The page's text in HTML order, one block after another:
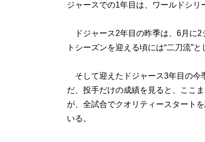
ジャースでの1年目は、ワールドシリ
ドジャース2年目の昨季は、6月に2
トシーズンを迎える頃には“二刀流”
そして迎えたドジャース3年目の今
だ、投手だけの成績を見ると、ここ
が、全試合でクオリティースタート
いる。